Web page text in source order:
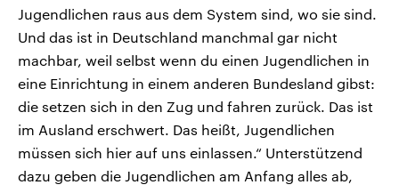
Jugendlichen raus aus dem System sind, wo sie sind.
Und das ist in Deutschland manchmal gar nicht
machbar, weil selbst wenn du einen Jugendlichen in
eine Einrichtung in einem anderen Bundesland gibst:
die setzen sich in den Zug und fahren zurück. Das ist
im Ausland erschwert. Das heißt, Jugendlichen
müssen sich hier auf uns einlassen.“ Unterstützend
dazu geben die Jugendlichen am Anfang alles ab,